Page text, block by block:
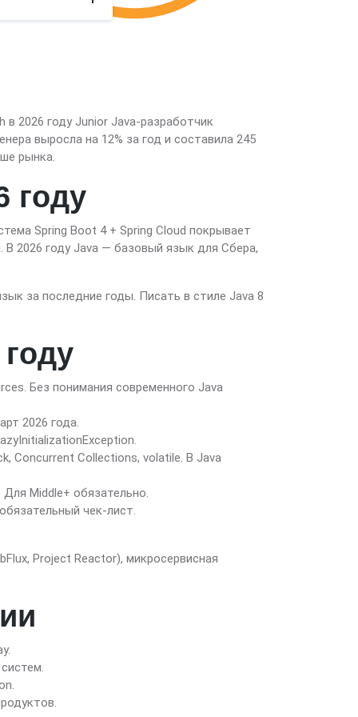
2026 году Junior Java-разработчик
выросла на 12% за год и составила 245
рынка.
году
Spring Boot 4 + Spring Cloud покрывает
2026 году Java — базовый язык для Сбера,
за последние годы. Писать в стиле Java 8
Без понимания современного Java
2026 года.
Concurrent Collections, volatile. В Java
Middle+ обязательно.
чек-лист.
Project Reactor), микросервисная